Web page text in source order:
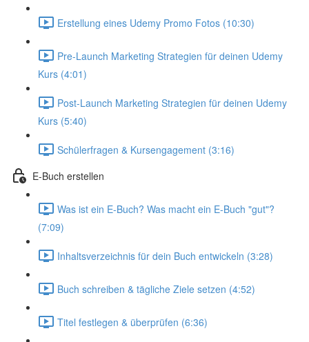
Erstellung eines Udemy Promo Fotos (10:30)
Pre-Launch Marketing Strategien für deinen Udemy
Kurs (4:01)
Post-Launch Marketing Strategien für deinen Udemy
Kurs (5:40)
Schülerfragen & Kursengagement (3:16)
E-Buch erstellen
Was ist ein E-Buch? Was macht ein E-Buch "gut"?
(7:09)
Inhaltsverzeichnis für dein Buch entwickeln (3:28)
Buch schreiben & tägliche Ziele setzen (4:52)
Titel festlegen & überprüfen (6:36)